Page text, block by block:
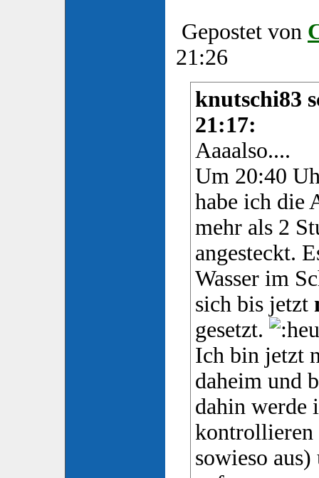
Gepostet von
21:26
knutschi83
21:17:
Aaaalso....
Um 20:40
habe ich die
mehr als 2
angesteckt.
Wasser im
sich bis jetzt
gesetzt.
Ich bin jetzt
daheim und
dahin werde
kontrollieren
sowieso